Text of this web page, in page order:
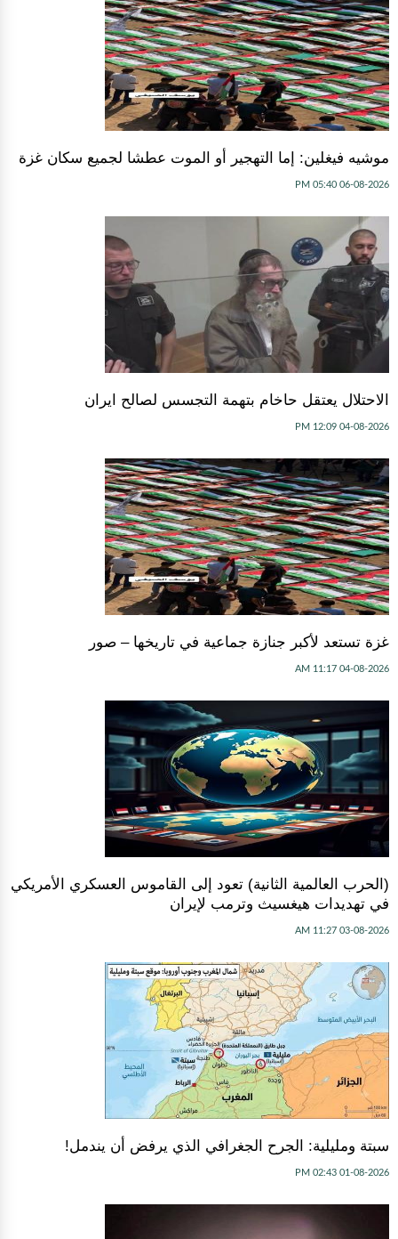
موشيه فيغلين: إما التهجير أو الموت عطشا لجميع سكان غزة
06-08-2026 05:40 PM
الاحتلال يعتقل حاخام بتهمة التجسس لصالح ايران
04-08-2026 12:09 PM
غزة تستعد لأكبر جنازة جماعية في تاريخها – صور
04-08-2026 11:17 AM
(الحرب العالمية الثانية) تعود إلى القاموس العسكري الأمريكي
في تهديدات هيغسيث وترمب لإيران
03-08-2026 11:27 AM
سبتة ومليلية: الجرح الجغرافي الذي يرفض أن يندمل!
01-08-2026 02:43 PM